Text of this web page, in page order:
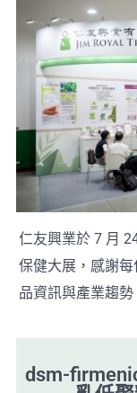
仁友興業於 7 月
保健大展，感謝
品資訊與產業趨
dsm-